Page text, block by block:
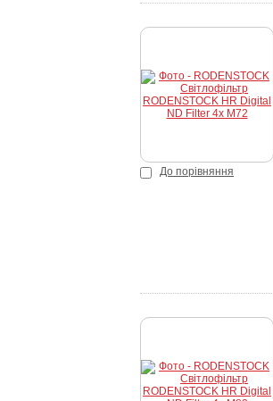
До порівняння